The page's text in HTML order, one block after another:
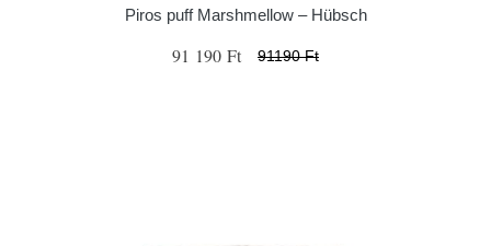
Piros puff Marshmellow – Hübsch
91 190 Ft 91190 Ft